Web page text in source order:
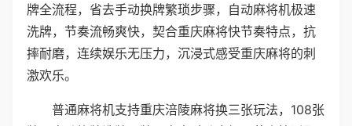
牌全流程，省去手动换牌繁琐步骤，自动麻将机极速
洗牌，节奏流畅爽快，契合重庆麻将快节奏特点，抗
摔耐磨，连续娱乐无压力，沉浸式感受重庆麻将的刺
激欢乐。
普通麻将机支持重庆涪陵麻将换三张玩法，108张